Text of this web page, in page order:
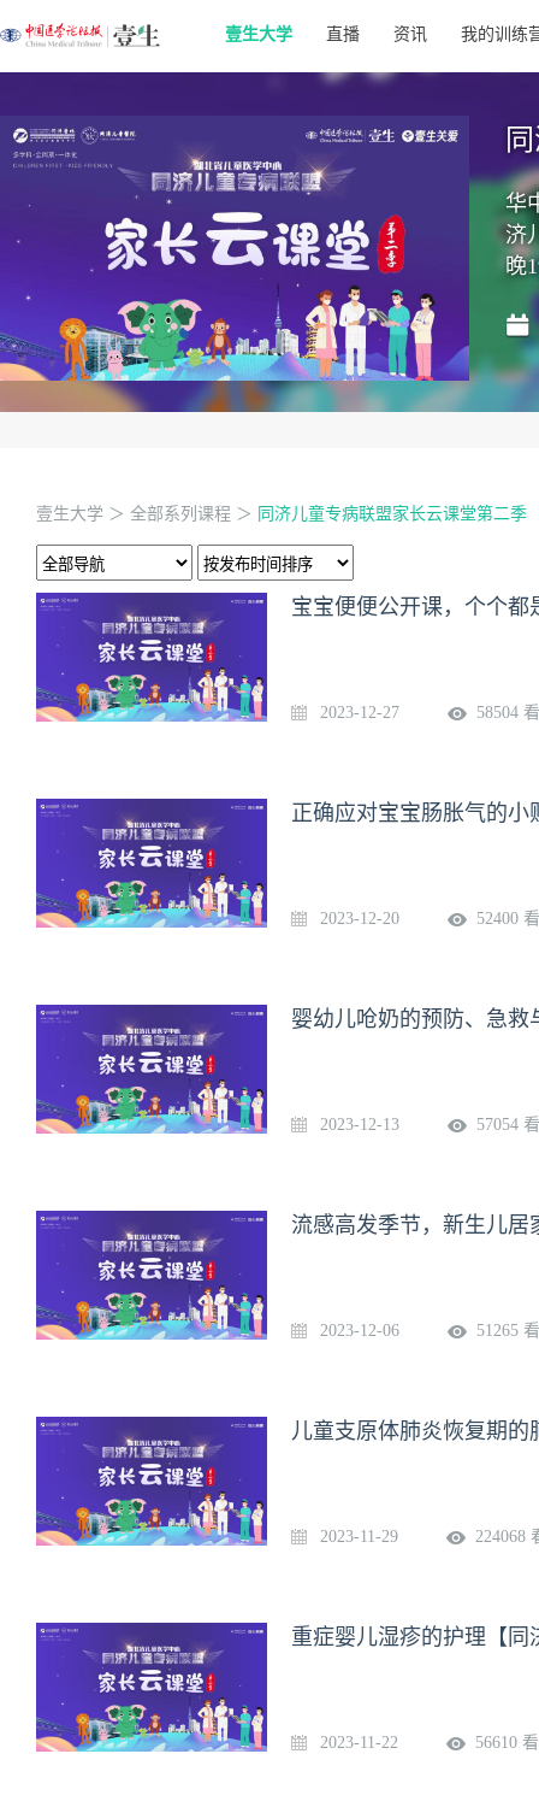
壹生大学 直播 资讯 我的训练
华
济
晚
壹生大学 ＞ 全部系列课程 ＞ 同济儿童专病联盟家长云课堂第二季
2023-12-27 58504
2023-12-20 52400
2023-12-13 57054
2023-12-06 51265
2023-11-29 224068
重症婴儿湿疹的护理【同
2023-11-22 56610